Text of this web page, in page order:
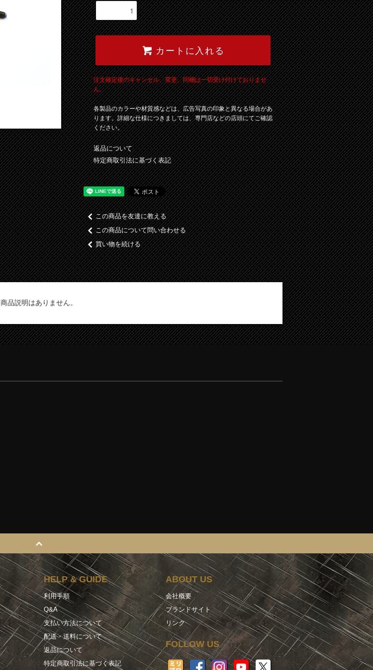
カートに入れる
注文確定後のキャンセル、変更、同梱は一切受け付けておりませ
ん。
各製品のカラーや材質感などは、広告写真の印象と異なる場合があ
ります。詳細な仕様につきましては、専門店などの店頭にてご確認
ください。
返品について
特定商取引法に基づく表記
この商品を友達に教える
この商品について問い合わせる
買い物を続ける
商品説明はありません。
HELP & GUIDE
利用手順
Q&A
支払い方法について
配送・送料について
返品について
特定商取引法に基づく表記
ABOUT US
会社概要
ブランドサイト
リンク
FOLLOW US